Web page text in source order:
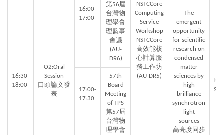
16:00-
17:00
第56屆
台灣物
理學會
理監事
會議
(AU-
DR6)
NSTCCore
Computing
Service
Workshop
NSTCCore
高效能核
心計算服
務工作坊
(AU-DR5)
The
emergent
opportunity
for scientific
research on
condensed
matter
sciences by
high
brilliance
synchrotron
light
sources
高亮度同步
16:30-
18:00
O2:Oral
Session
口頭論文發
表
17:00-
17:30
57th
Board
Meeting
of TPS
第57屆
台灣物
理學會